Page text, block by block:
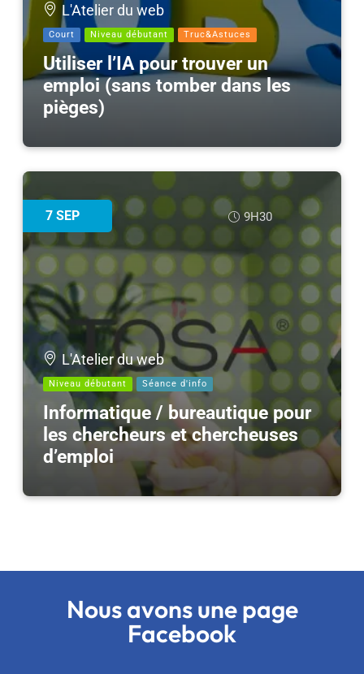
L'Atelier du web
Court Niveau débutant Truc&Astuces
Utiliser l’IA pour trouver un
emploi (sans tomber dans les
pièges)
7 SEP 9H30
L'Atelier du web
Niveau débutant Séance d'info
Informatique / bureautique pour
les chercheurs et chercheuses
d’emploi
Nous avons une page
Facebook